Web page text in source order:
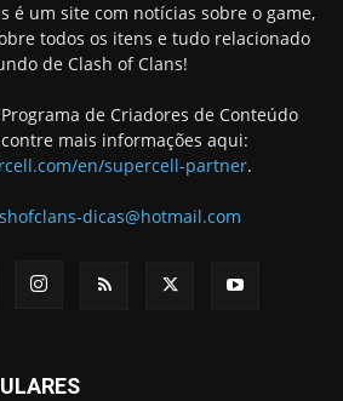
é um site com notícias sobre o game,
todos os itens e tudo relacionado
de Clash of Clans!
de Criadores de Conteúdo
mais informações aqui:
en/supercell-partner.
dicas@hotmail.com